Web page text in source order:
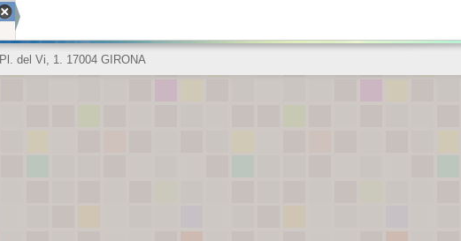
Pl. del Vi, 1. 17004 GIRONA